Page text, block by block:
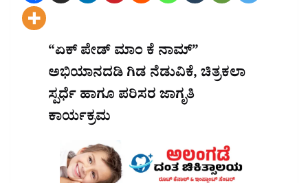
“ಏಕ್ ಪೇಡ್ ಮಾಂ ಕೆ ನಾಮ್”
ಅಭಿಯಾನದಡಿ ಗಿಡ ನೆಡುವಿಕೆ, ಚಿತ್ರಕಲಾ
ಸ್ಪರ್ಧೆ ಹಾಗೂ ಪರಿಸರ ಜಾಗೃತಿ
ಕಾರ್ಯಕ್ರಮ